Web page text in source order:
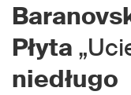
Płyta
niedługo